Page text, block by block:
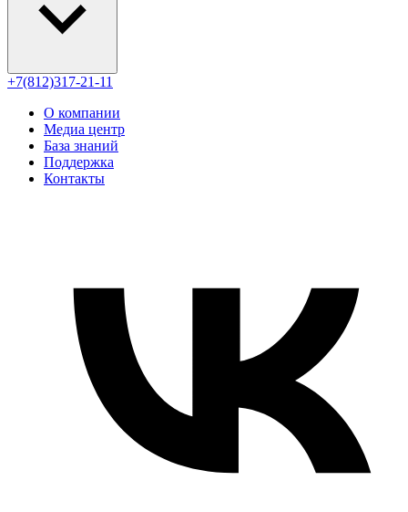
+7(812)317-21-11
О компании
Медиа центр
База знаний
Поддержка
Контакты